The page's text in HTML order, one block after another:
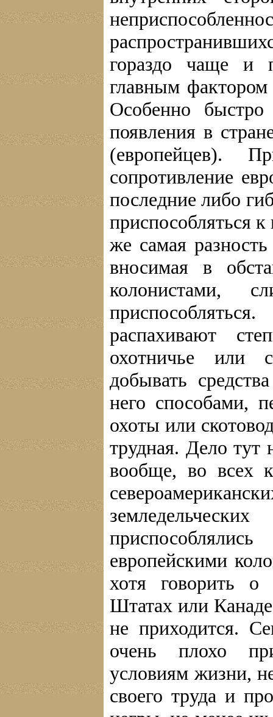
гораздо чаще и
главным
Особенно
появления в
(европейцев).
сопротивление
последние либо
приспособляться
же самая
вносимая в
колонистами,
распахивают
охотничье или
добывать
него способами,
охоты или
трудная. Дело тут
вообще, во всех
европейскими
хотя говорить о
Штатах или
не приходится.
очень плохо
условиям жизни,
своего труда и